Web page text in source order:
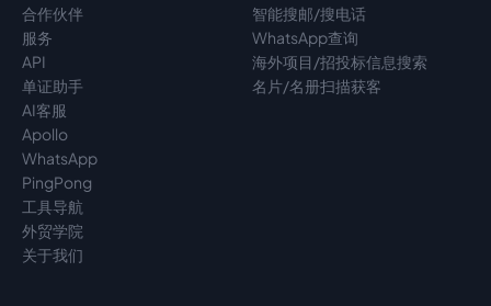
合作伙伴
服务
API
单证助手
AI客服
Apollo
WhatsApp
PingPong
工具导航
外贸学院
关于我们
智能搜邮/搜电话
WhatsApp查询
海外项目/招投标信息搜索
名片/名册扫描获客